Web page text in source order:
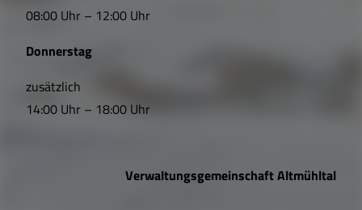
n
k
s
08:00 Uhr – 12:00 Uhr
Donnerstag
zusätzlich
14:00 Uhr – 18:00 Uhr
Verwaltungsgemeinschaft Altmühltal